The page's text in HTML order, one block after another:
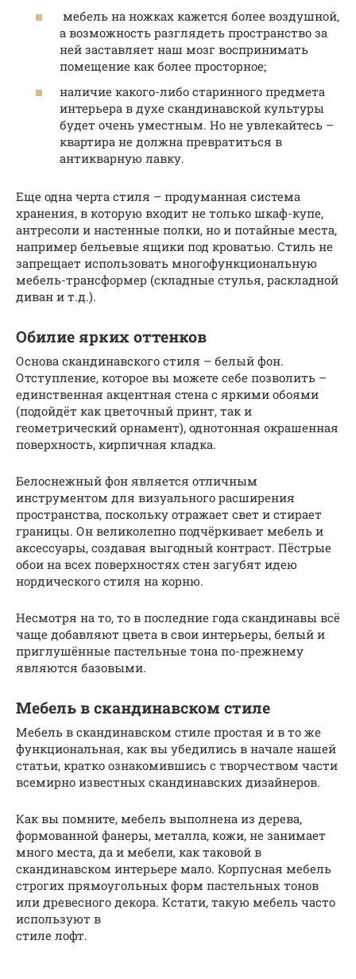
мебель на ножках кажется более воздушной,
а возможность разглядеть пространство за
ней заставляет наш мозг воспринимать
помещение как более просторное;
наличие какого-либо старинного предмета
интерьера в духе скандинавской культуры
будет очень уместным. Но не увлекайтесь –
квартира не должна превратиться в
антикварную лавку.
Еще одна черта стиля – продуманная система
хранения, в которую входит не только шкаф-купе,
антресоли и настенные полки, но и потайные места,
например бельевые ящики под кроватью. Стиль не
запрещает использовать многофункциональную
мебель-трансформер (складные стулья, раскладной
диван и т.д.).
Обилие ярких оттенков
Основа скандинавского стиля – белый фон.
Отступление, которое вы можете себе позволить –
единственная акцентная стена с яркими обоями
(подойдёт как цветочный принт, так и
геометрический орнамент), однотонная окрашенная
поверхность, кирпичная кладка.
Белоснежный фон является отличным
инструментом для визуального расширения
пространства, поскольку отражает свет и стирает
границы. Он великолепно подчёркивает мебель и
аксессуары, создавая выгодный контраст. Пёстрые
обои на всех поверхностях стен загубят идею
нордического стиля на корню.
Несмотря на то, то в последние года скандинавы всё
чаще добавляют цвета в свои интерьеры, белый и
приглушённые пастельные тона по-прежнему
являются базовыми.
Мебель в скандинавском стиле
Мебель в скандинавском стиле простая и в то же
функциональная, как вы убедились в начале нашей
статьи, кратко ознакомившись с творчеством части
всемирно известных скандинавских дизайнеров.
Как вы помните, мебель выполнена из дерева,
формованной фанеры, металла, кожи, не занимает
много места, да и мебели, как таковой в
скандинавском интерьере мало. Корпусная мебель
строгих прямоугольных форм пастельных тонов
или древесного декора. Кстати, такую мебель часто
используют в
стиле лофт.